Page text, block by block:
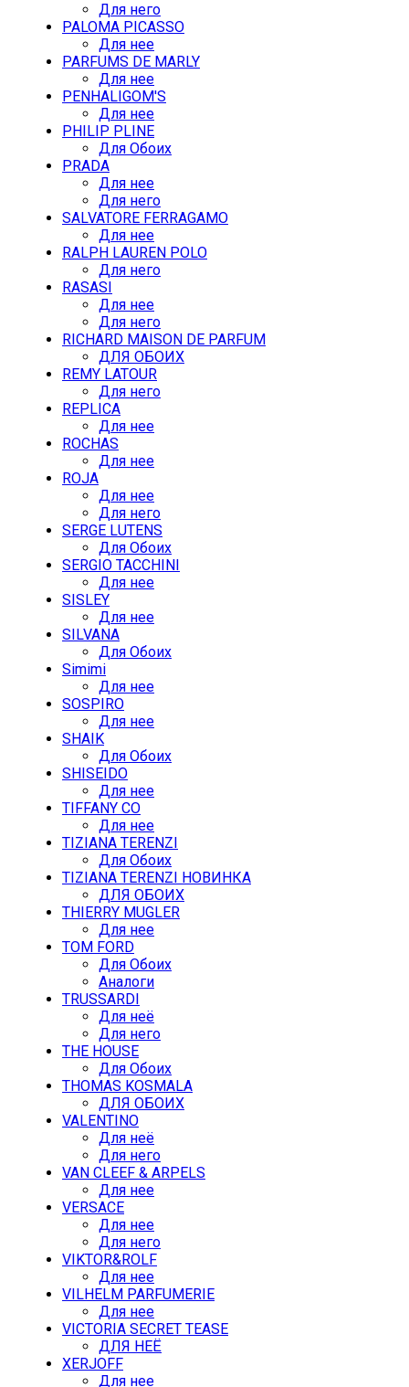
Для него
PALOMA PICASSO
Для нее
PARFUMS DE MARLY
Для нее
PENHALIGOM'S
Для нее
PHILIP PLINE
Для Обоих
PRADA
Для нее
Для него
SALVATORE FERRAGAMO
Для нее
RALPH LAUREN POLO
Для него
RASASI
Для нее
Для него
RICHARD MAISON DE PARFUM
ДЛЯ ОБОИХ
REMY LATOUR
Для него
REPLICA
Для нее
ROCHAS
Для нее
ROJA
Для нее
Для него
SERGE LUTENS
Для Обоих
SERGIO TACCHINI
Для нее
SISLEY
Для нее
SILVANA
Для Обоих
Simimi
Для нее
SOSPIRO
Для нее
SHAIK
Для Обоих
SHISEIDO
Для нее
TIFFANY CO
Для нее
TIZIANA TERENZI
Для Обоих
TIZIANA TERENZI НОВИНКА
ДЛЯ ОБОИХ
THIERRY MUGLER
Для нее
TOM FORD
Для Обоих
Аналоги
TRUSSARDI
Для неё
Для него
THE HOUSE
Для Обоих
THOMAS KOSMALA
ДЛЯ ОБОИХ
VALENTINO
Для неё
Для него
VAN CLEEF & ARPELS
Для нее
VERSACE
Для нее
Для него
VIKTOR&ROLF
Для нее
VILHELM PARFUMERIE
Для нее
VICTORIA SECRET TEASE
ДЛЯ НЕЁ
XERJOFF
Для нее